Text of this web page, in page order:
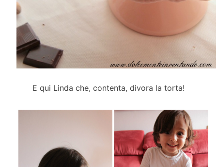
E qui Linda che, contenta, divora la torta!